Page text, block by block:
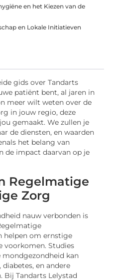
en het Kiezen van de
en Lokale Initiatieven
gids over Tandarts
patiënt bent, al jaren in
meer wilt weten over de
in jouw regio, deze
gemaakt. We zullen je
de diensten, en waarden
het belang van
de impact daarvan op je
Regelmatige
Zorg
nauw verbonden is
helpen om ernstige
voorkomen. Studies
mondgezondheid kan
en andere
Bij Tandarts Lelystad